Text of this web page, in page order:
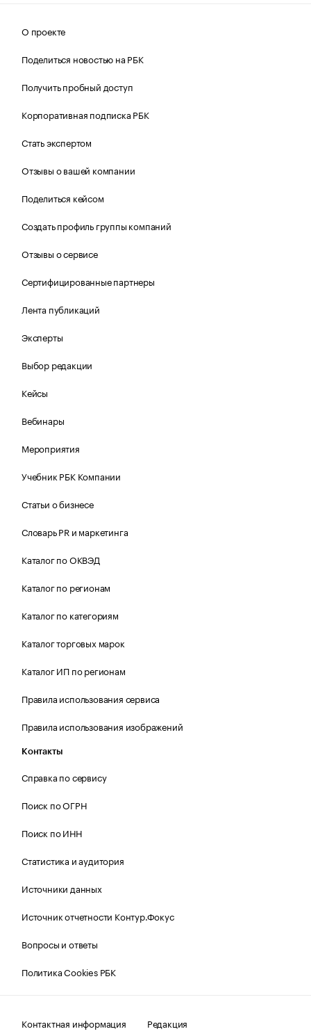
О проекте
Поделиться новостью на РБК
Получить пробный доступ
Корпоративная подписка РБК
Стать экспертом
Отзывы о вашей компании
Поделиться кейсом
Создать профиль группы компаний
Отзывы о сервисе
Сертифицированные партнеры
Лента публикаций
Эксперты
Выбор редакции
Кейсы
Вебинары
Мероприятия
Учебник РБК Компании
Статьи о бизнесе
Словарь PR и маркетинга
Каталог по ОКВЭД
Каталог по регионам
Каталог по категориям
Каталог торговых марок
Каталог ИП по регионам
Правила использования сервиса
Правила использования изображений
Контакты
Справка по сервису
Поиск по ОГРН
Поиск по ИНН
Статистика и аудитория
Источники данных
Источник отчетности Контур.Фокус
Вопросы и ответы
Политика Cookies РБК
Контактная информация Редакция